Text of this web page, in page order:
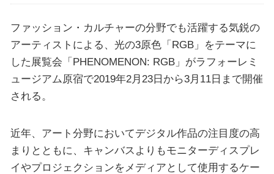
ファッション・カルチャーの分野でも活躍する気鋭の
アーティストによる、光の3原色「RGB」をテーマに
した展覧会「PHENOMENON: RGB」がラフォーレミ
ュージアム原宿で2019年2月23日から3月11日まで開催
される。
近年、アート分野においてデジタル作品の注目度の高
まりとともに、キャンバスよりもモニターディスプレ
イやプロジェクションをメディアとして使用するケー